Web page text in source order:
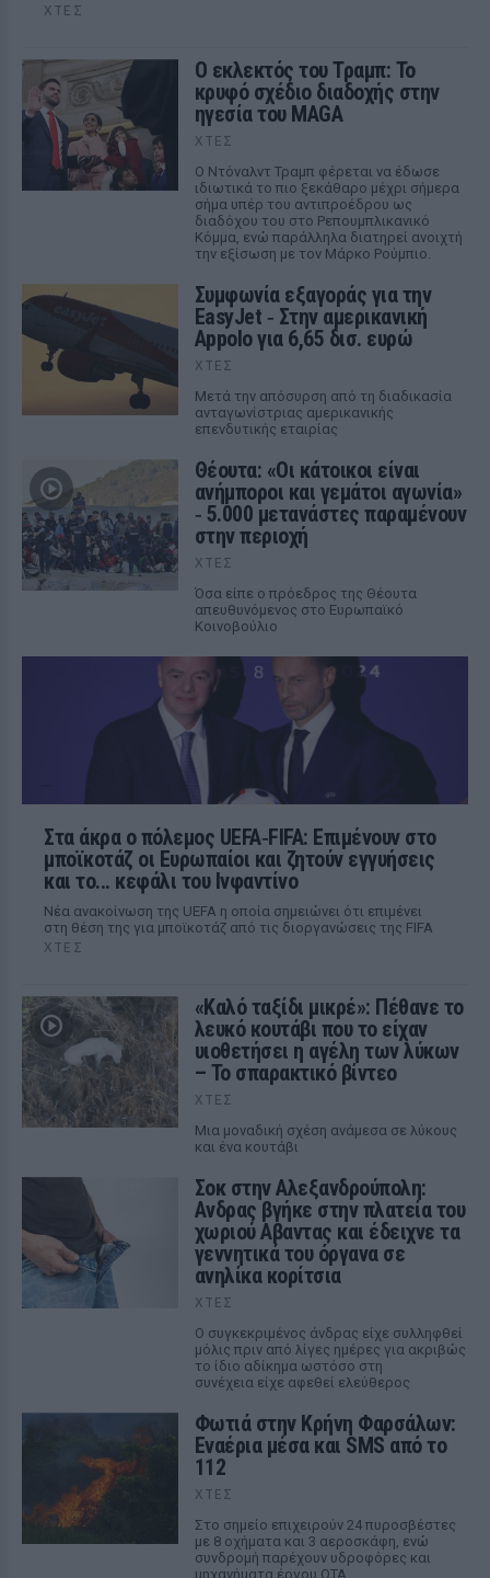
ΧΤΕΣ
Ο εκλεκτός του Τραμπ: Το
κρυφό σχέδιο διαδοχής στην
ηγεσία του MAGA
ΧΤΕΣ
Ο Ντόναλντ Τραμπ φέρεται να έδωσε
ιδιωτικά το πιο ξεκάθαρο μέχρι σήμερα
σήμα υπέρ του αντιπροέδρου ως
διαδόχου του στο Ρεπουμπλικανικό
Κόμμα, ενώ παράλληλα διατηρεί ανοιχτή
την εξίσωση με τον Μάρκο Ρούμπιο.
Συμφωνία εξαγοράς για την
EasyJet ‑ Στην αμερικανική
Appolo για 6,65 δισ. ευρώ
ΧΤΕΣ
Μετά την απόσυρση από τη διαδικασία
ανταγωνίστριας αμερικανικής
επενδυτικής εταιρίας
Θέουτα: «Οι κάτοικοι είναι
ανήμποροι και γεμάτοι αγωνία»
‑ 5.000 μετανάστες παραμένουν
στην περιοχή
ΧΤΕΣ
Όσα είπε ο πρόεδρος της Θέουτα
απευθυνόμενος στο Ευρωπαϊκό
Κοινοβούλιο
Στα άκρα ο πόλεμος UEFA‑FIFA: Επιμένουν στο
μποϊκοτάζ οι Ευρωπαίοι και ζητούν εγγυήσεις
και το... κεφάλι του Ινφαντίνο
Νέα ανακοίνωση της UEFA η οποία σημειώνει ότι επιμένει
στη θέση της για μποϊκοτάζ από τις διοργανώσεις της FIFA
ΧΤΕΣ
«Καλό ταξίδι μικρέ»: Πέθανε το
λευκό κουτάβι που το είχαν
υιοθετήσει η αγέλη των λύκων
– Το σπαρακτικό βίντεο
ΧΤΕΣ
Μια μοναδική σχέση ανάμεσα σε λύκους
και ένα κουτάβι
Σοκ στην Αλεξανδρούπολη:
Ανδρας βγήκε στην πλατεία του
χωριού Αβαντας και έδειχνε τα
γεννητικά του όργανα σε
ανηλίκα κορίτσια
ΧΤΕΣ
Ο συγκεκριμένος άνδρας είχε συλληφθεί
μόλις πριν από λίγες ημέρες για ακριβώς
το ίδιο αδίκημα ωστόσο στη
συνέχεια είχε αφεθεί ελεύθερος
Φωτιά στην Κρήνη Φαρσάλων:
Εναέρια μέσα και SMS από το
112
ΧΤΕΣ
Στο σημείο επιχειρούν 24 πυροσβέστες
με 8 οχήματα και 3 αεροσκάφη, ενώ
συνδρομή παρέχουν υδροφόρες και
μηχανήματα έργου ΟΤΑ.